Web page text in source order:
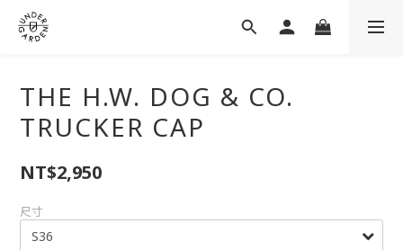
THE H.W. DOG & CO.
TRUCKER CAP
NT$2,950
尺寸